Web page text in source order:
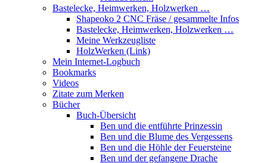
Bastelecke, Heimwerken, Holzwerken …
Shapeoko 2 CNC Fräse / gesammelte Infos
Bastelecke, Heimwerken, Holzwerken …
Meine Werkzeugliste
HolzWerken (Link)
Mein Internet-Logbuch
Bookmarks
Videos
Zitate zum Merken
Bücher
Buch-Übersicht
Ben und die entführte Prinzessin
Ben und die Blume des Vergessens
Ben und die Höhle der Feuersteine
Ben und der gefangene Drache